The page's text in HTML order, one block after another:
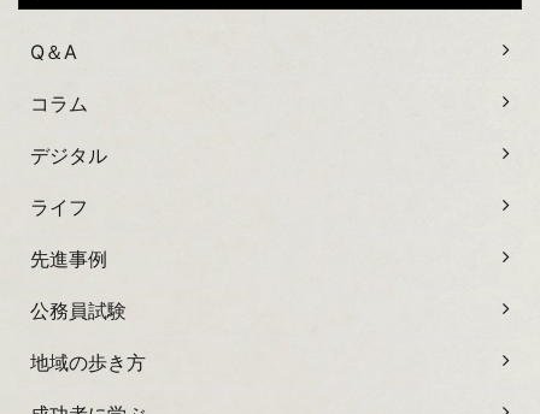
Q＆A
コラム
デジタル
ライフ
先進事例
公務員試験
地域の歩き方